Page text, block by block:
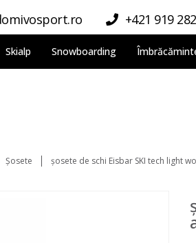
+421 919
Skialp Snowboarding
Șosete șosete de schi Eisbar SKI tech light